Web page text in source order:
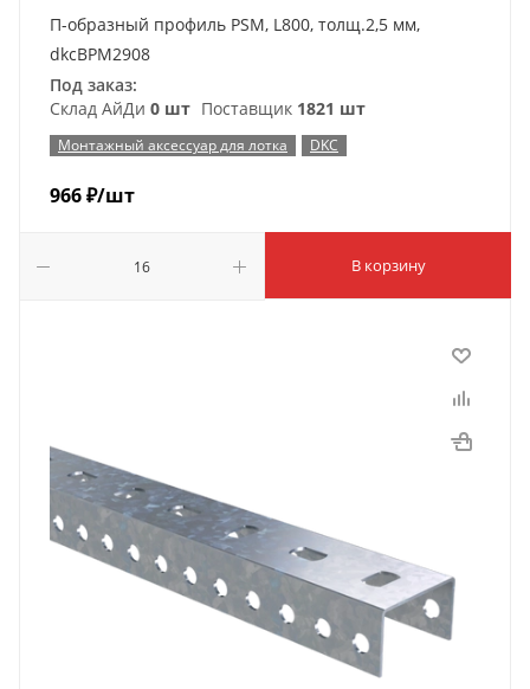
П-образный профиль PSM, L800, толщ.2,5 мм,
dkcBPM2908
Под заказ:
Склад АйДи 0 шт Поставщик 1821 шт
Монтажный аксессуар для лотка DKC
966₽/шт
В корзину